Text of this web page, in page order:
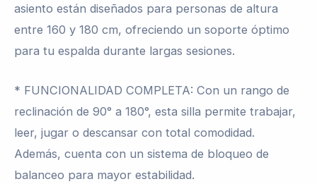
asiento están diseñados para personas de altura
entre 160 y 180 cm, ofreciendo un soporte óptimo
para tu espalda durante largas sesiones.
* FUNCIONALIDAD COMPLETA: Con un rango de
reclinación de 90° a 180°, esta silla permite trabajar,
leer, jugar o descansar con total comodidad.
Además, cuenta con un sistema de bloqueo de
balanceo para mayor estabilidad.